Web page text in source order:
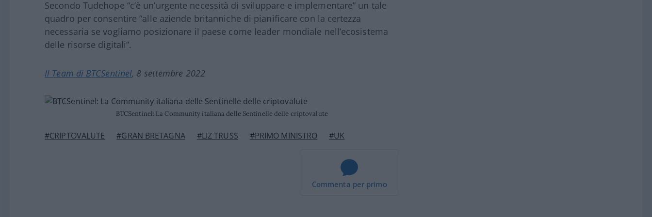
Secondo Tudehope “c’è un’urgente necessità di sviluppare e implementare” un tale
quadro per consentire “alle aziende britanniche di pianificare con la certezza
necessaria se vogliamo posizionare il paese come leader mondiale nell’ecosistema
delle risorse digitali”.
Il Team di BTCSentinel, 8 settembre 2022
BTCSentinel: La Community italiana delle Sentinelle delle criptovalute
#CRIPTOVALUTE #GRAN BRETAGNA #LIZ TRUSS #PRIMO MINISTRO #UK
Commenta per primo